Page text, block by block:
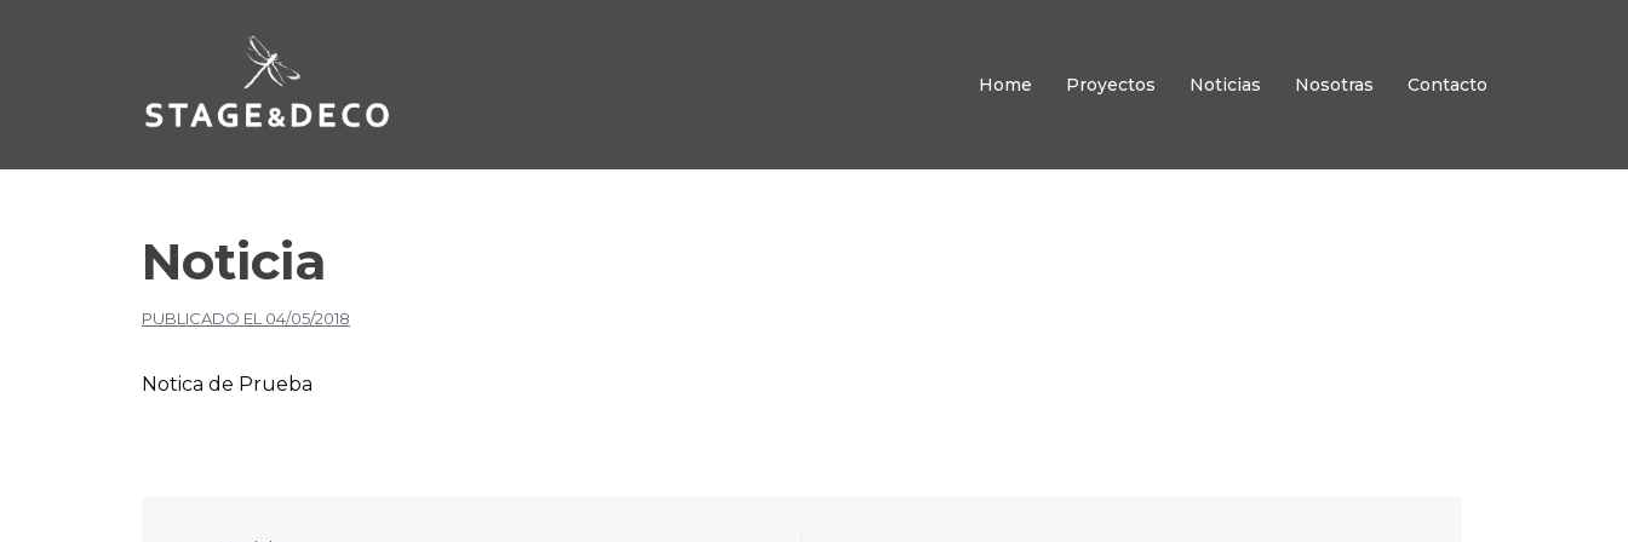
Home Proyectos Noticias Nosotras Contacto
Noticia
PUBLICADO EL 04/05/2018
Notica de Prueba